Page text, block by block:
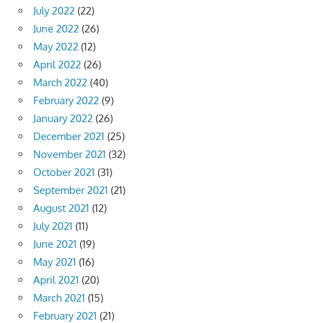
July 2022 (22)
June 2022 (26)
May 2022 (12)
April 2022 (26)
March 2022 (40)
February 2022 (9)
January 2022 (26)
December 2021 (25)
November 2021 (32)
October 2021 (31)
September 2021 (21)
August 2021 (12)
July 2021 (11)
June 2021 (19)
May 2021 (16)
April 2021 (20)
March 2021 (15)
February 2021 (21)